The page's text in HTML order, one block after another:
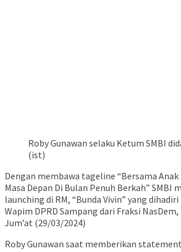
Roby Gunawan selaku Ketum SMBI
(ist)
Dengan membawa tageline “Bersama Anak
Masa Depan Di Bulan Penuh Berkah” SMBI
launching di RM, “Bunda Vivin” yang
Wapim DPRD Sampang dari Fraksi
Jum’at (29/03/2024)
Roby Gunawan saat memberikan